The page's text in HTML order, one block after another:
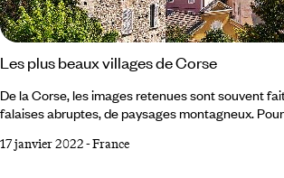
Les plus beaux villages de Corse
De la Corse, les images retenues sont souvent
falaises abruptes, de paysages montagneux.
siècles et peuplés d’une centaine d’habitants
17 janvier 2022-France